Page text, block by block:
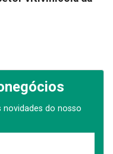
novidades do nosso